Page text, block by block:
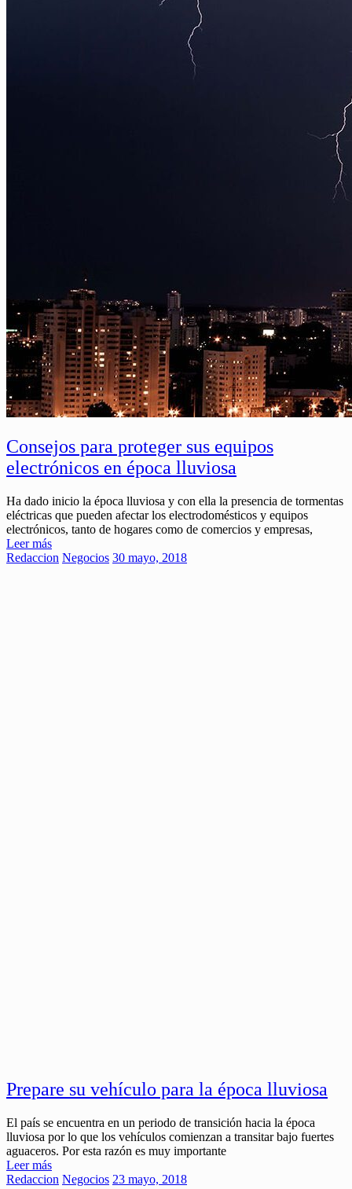
Consejos para proteger sus equipos
electrónicos en época lluviosa
Ha dado inicio la época lluviosa y con ella la presencia de tormentas
eléctricas que pueden afectar los electrodomésticos y equipos
electrónicos, tanto de hogares como de comercios y empresas,
Leer más
Redaccion Negocios 30 mayo, 2018
Prepare su vehículo para la época lluviosa
El país se encuentra en un periodo de transición hacia la época
lluviosa por lo que los vehículos comienzan a transitar bajo fuertes
aguaceros. Por esta razón es muy importante
Leer más
Redaccion Negocios 23 mayo, 2018